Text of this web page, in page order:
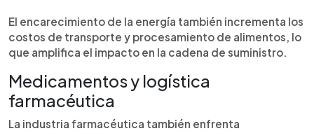
El encarecimiento de la energía también incrementa los
costos de transporte y procesamiento de alimentos, lo
que amplifica el impacto en la cadena de suministro.
Medicamentos y logística
farmacéutica
La industria farmacéutica también enfrenta